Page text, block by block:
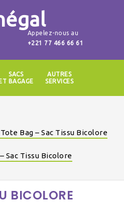
Appelez-nous au
+221 77 466 66 61
SACS
BAGAGE
AUTRES
SERVICES
Bag – Sac Tissu Bicolore
Sac Tissu Bicolore
BICOLORE